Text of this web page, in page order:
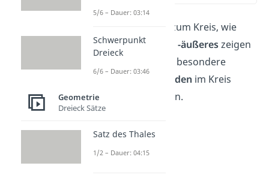
Andere Begriffe zum Kreis, wie
Kreisinneres und -äußereszeigen
wir dir hier. Auch besondere
Punkte
Geraden im Kreis
solltest du kennen.
5/6 – Dauer: 03:14
Schwerpunkt
Dreieck
6/6 – Dauer: 03:46
Geometrie
Dreieck Sätze
Satz des Thales
1/2 – Dauer: 04:15